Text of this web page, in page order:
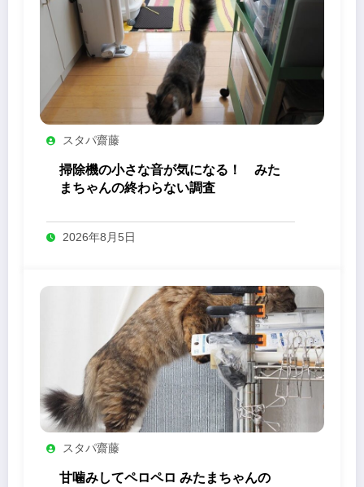
スタパ齋藤
掃除機の小さな音が気になる！ みた
まちゃんの終わらない調査
2026年8月5日
スタパ齋藤
甘噛みしてペロペロ みたまちゃんの